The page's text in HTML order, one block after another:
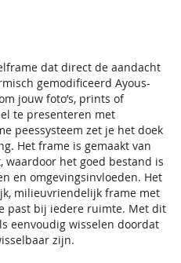
dat direct de aandacht
gemodificeerd Ayous-
jouw foto’s, prints of
te presenteren met
peessysteem zet je het doek
Het frame is gemaakt van
het goed bestand is
en omgevingsinvloeden. Het
milieuvriendelijk frame met
past bij iedere ruimte. Met dit
eenvoudig wisselen doordat
zijn.